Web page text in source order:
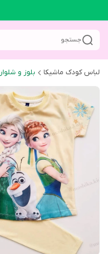
جستجو
لباس کودک ماشیکا بلوز و شلوار